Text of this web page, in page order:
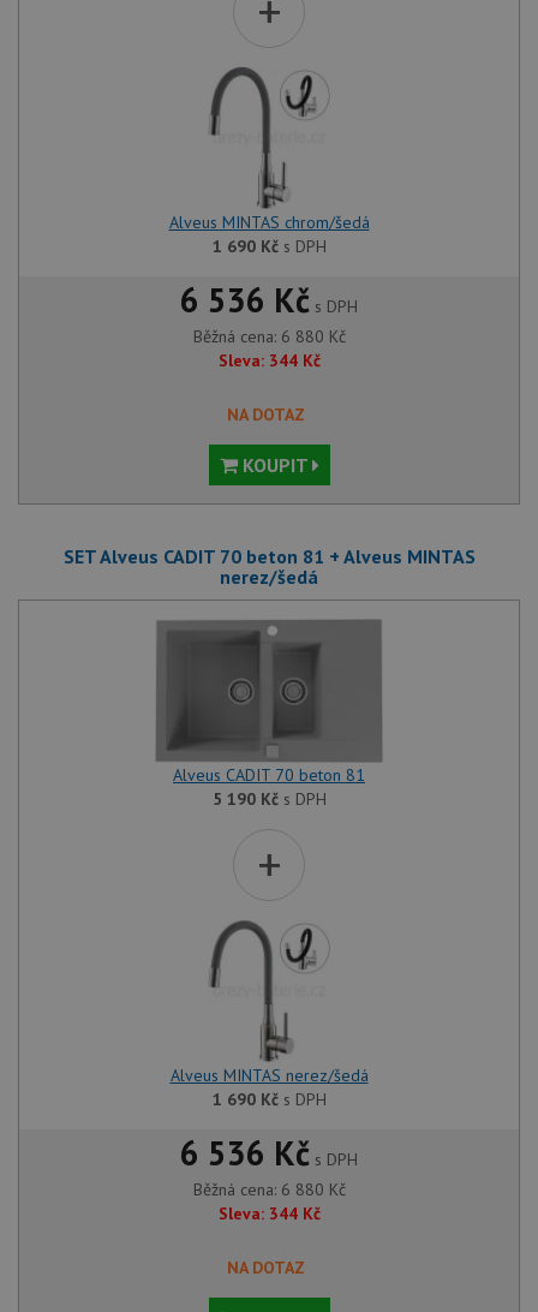
Alveus MINTAS chrom/šedá
1 690 Kčs DPH
6 536 Kč s DPH
Běžná cena: 6 880 Kč
Sleva: 344 Kč
NA DOTAZ
KOUPIT
SET Alveus CADIT 70 beton 81 + Alveus MINTAS
nerez/šedá
Alveus CADIT 70 beton 81
5 190 Kčs DPH
+
Alveus MINTAS nerez/šedá
1 690 Kčs DPH
6 536 Kč s DPH
Běžná cena: 6 880 Kč
Sleva: 344 Kč
NA DOTAZ